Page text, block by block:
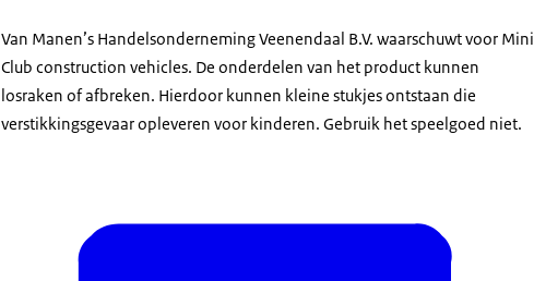
Van Manen’s Handelsonderneming Veenendaal B.V. waarschuwt voor Mini
Club construction vehicles. De onderdelen van het product kunnen
losraken of afbreken. Hierdoor kunnen kleine stukjes ontstaan die
verstikkingsgevaar opleveren voor kinderen. Gebruik het speelgoed niet.